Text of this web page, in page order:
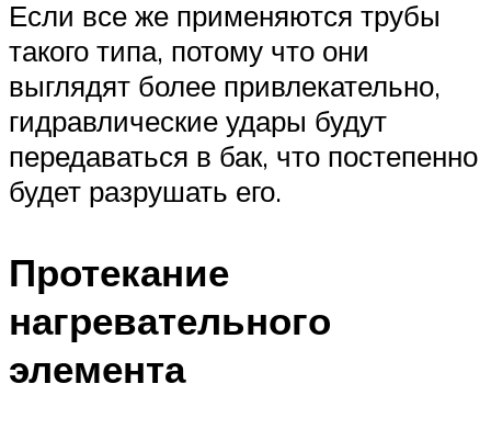
Если все же применяются трубы
такого типа, потому что они
выглядят более привлекательно,
гидравлические удары будут
передаваться в бак, что постепенно
будет разрушать его.
Протекание
нагревательного
элемента